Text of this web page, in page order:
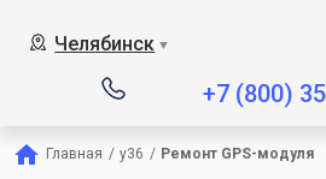
Челябинск ▼
+7 (800)
Главная / y36 / Ремонт GPS-модуля